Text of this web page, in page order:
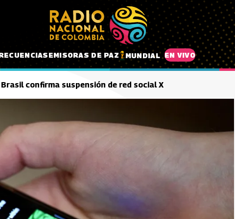
EMISORAS DE PAZ MUNDIAL EN VIVO
confirma suspensión de red social X